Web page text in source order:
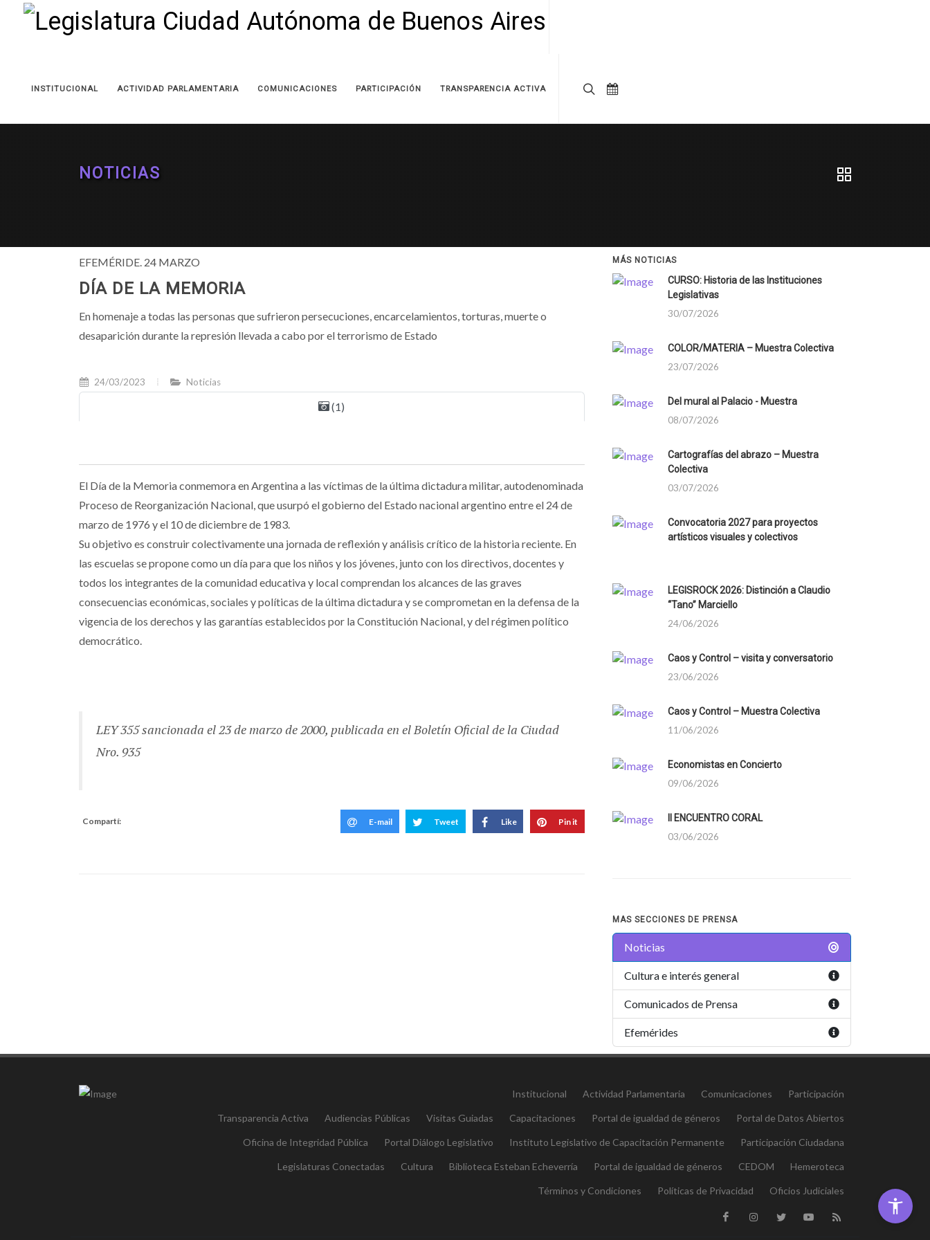
INSTITUCIONAL ACTIVIDAD PARLAMENTARIA COMUNICACIONES PARTICIPACIÓN TRANSPARENCIA ACTIVA
NOTICIAS
EFEMÉRIDE. 24 MARZO
DÍA DE LA MEMORIA
En homenaje a todas las personas que sufrieron persecuciones, encarcelamientos, torturas, muerte o
desaparición durante la represión llevada a cabo por el terrorismo de Estado
24/03/2023 Noticias
(1)
El Día de la Memoria conmemora en Argentina a las víctimas de la última dictadura militar, autodenominada
Proceso de Reorganización Nacional, que usurpó el gobierno del Estado nacional argentino entre el 24 de
marzo de 1976 y el 10 de diciembre de 1983.
Su objetivo es construir colectivamente una jornada de reflexión y análisis crítico de la historia reciente. En
las escuelas se propone como un día para que los niños y los jóvenes, junto con los directivos, docentes y
todos los integrantes de la comunidad educativa y local comprendan los alcances de las graves
consecuencias económicas, sociales y políticas de la última dictadura y se comprometan en la defensa de la
vigencia de los derechos y las garantías establecidos por la Constitución Nacional, y del régimen político
democrático.
LEY 355 sancionada el 23 de marzo de 2000, publicada en el Boletín Oficial de la Ciudad
Nro. 935
Compartí: E-mail Tweet Like Pin it
MÁS NOTICIAS
CURSO: Historia de las Instituciones
Legislativas
30/07/2026
COLOR/MATERIA – Muestra Colectiva
23/07/2026
Del mural al Palacio - Muestra
08/07/2026
Cartografías del abrazo – Muestra
Colectiva
03/07/2026
Convocatoria 2027 para proyectos
artísticos visuales y colectivos
LEGISROCK 2026: Distinción a Claudio
“Tano” Marciello
24/06/2026
Caos y Control – visita y conversatorio
23/06/2026
Caos y Control – Muestra Colectiva
11/06/2026
Economistas en Concierto
09/06/2026
II ENCUENTRO CORAL
03/06/2026
MAS SECCIONES DE PRENSA
Noticias
Cultura e interés general
Comunicados de Prensa
Efemérides
Institucional Actividad Parlamentaria Comunicaciones Participación
Transparencia Activa Audiencias Públicas Visitas Guiadas Capacitaciones Portal de igualdad de géneros Portal de Datos Abiertos
Oficina de Integridad Pública Portal Diálogo Legislativo Instituto Legislativo de Capacitación Permanente Participación Ciudadana
Legislaturas Conectadas Cultura Biblioteca Esteban Echeverría Portal de igualdad de géneros CEDOM Hemeroteca
Términos y Condiciones Políticas de Privacidad Oficios Judiciales